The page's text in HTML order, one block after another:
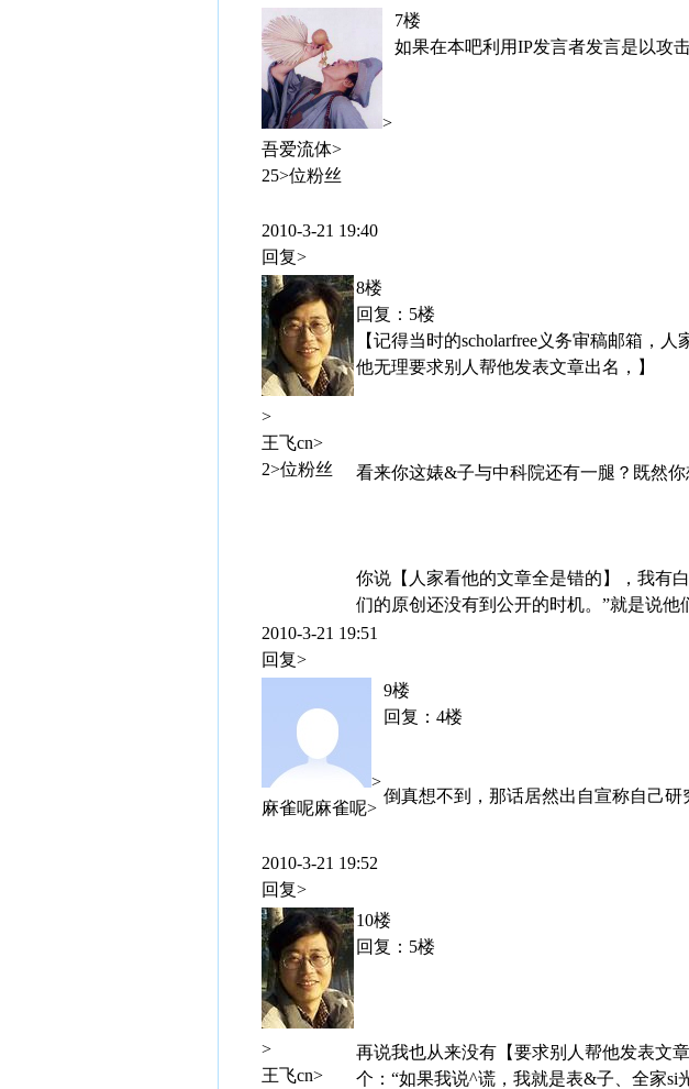
>
吾爱流体>
25>位粉丝
7楼
如果在本吧利用IP发言者发言是以攻
2010-3-21 19:40
回复>
>
王飞cn>
2>位粉丝
8楼
回复：5楼
【记得当时的scholarfree义务审稿邮箱，
他无理要求别人帮他发表文章出名，】
看来你这婊&子与中科院还有一腿？既然
你说【人家看他的文章全是错的】，我有
们的原创还没有到公开的时机。”就是说他
2010-3-21 19:51
回复>
>
麻雀呢麻雀呢>
9楼
回复：4楼
倒真想不到，那话居然出自宣称自己研
2010-3-21 19:52
回复>
>
王飞cn>
10楼
回复：5楼
再说我也从来没有【要求别人帮他发表文
个：“如果我说^谎，我就是表&子、全家si